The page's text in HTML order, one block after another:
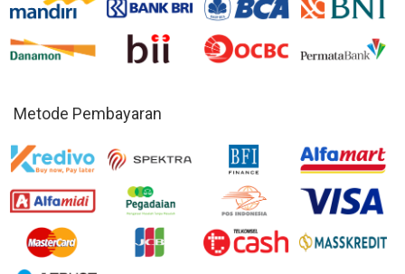
Metode Pembayaran